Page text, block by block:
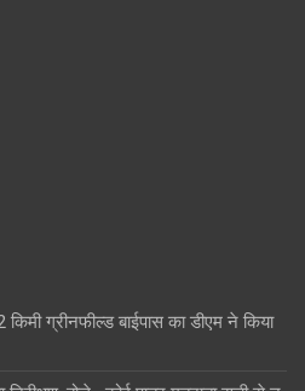
ग्रीनफील्ड बाईपास का डीएम ने किया